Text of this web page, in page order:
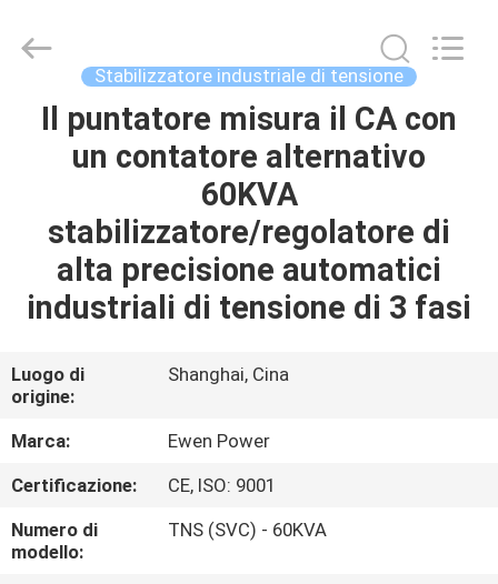
CASA.
VIDEO
SU
DI
NOI
VISITA
ALLA
FABBRICA
fornitore.
Copyright
avrstabilizer.com.
Stabilizzatore industriale di tensione
Il puntatore misura il CA con
un contatore alternativo
60KVA
stabilizzatore/regolatore di
alta precisione automatici
industriali di tensione di 3 fasi
Luogo di
origine:
Shanghai, Cina
Marca:
Ewen Power
Certificazione:
CE, ISO: 9001
Numero di
modello:
TNS (SVC) - 60KVA